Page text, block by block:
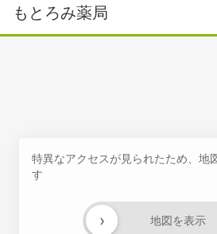
もとろみ薬局
特異なアクセスが見られたため、地
す
地図を表示
›